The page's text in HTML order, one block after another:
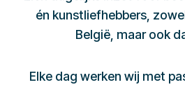
én kunstliefhebbers,
België, maar ook
Elke dag werken wij met